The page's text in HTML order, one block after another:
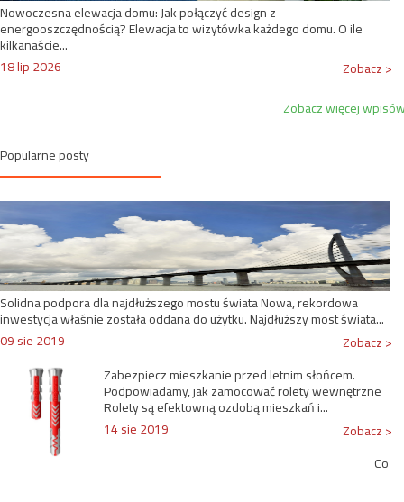
Nowoczesna elewacja domu: Jak połączyć design z
energooszczędnością? Elewacja to wizytówka każdego domu. O ile
kilkanaście...
18 lip 2026
Zobacz >
Zobacz więcej
Popularne posty
Solidna podpora dla najdłuższego mostu świata Nowa, rekordowa
inwestycja właśnie została oddana do użytku. Najdłuższy most świata...
09 sie 2019
Zobacz >
Zabezpiecz mieszkanie przed letnim słońcem.
Podpowiadamy, jak zamocować rolety wewnętrzne
Rolety są efektowną ozdobą mieszkań i...
14 sie 2019
Zobacz >
Co